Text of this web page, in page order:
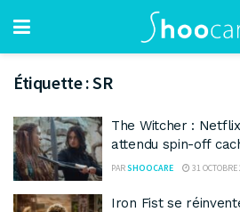
Étiquette :SR
The Witcher :
attendu spin-off
PARSHOOCARE 31
Iron Fist se